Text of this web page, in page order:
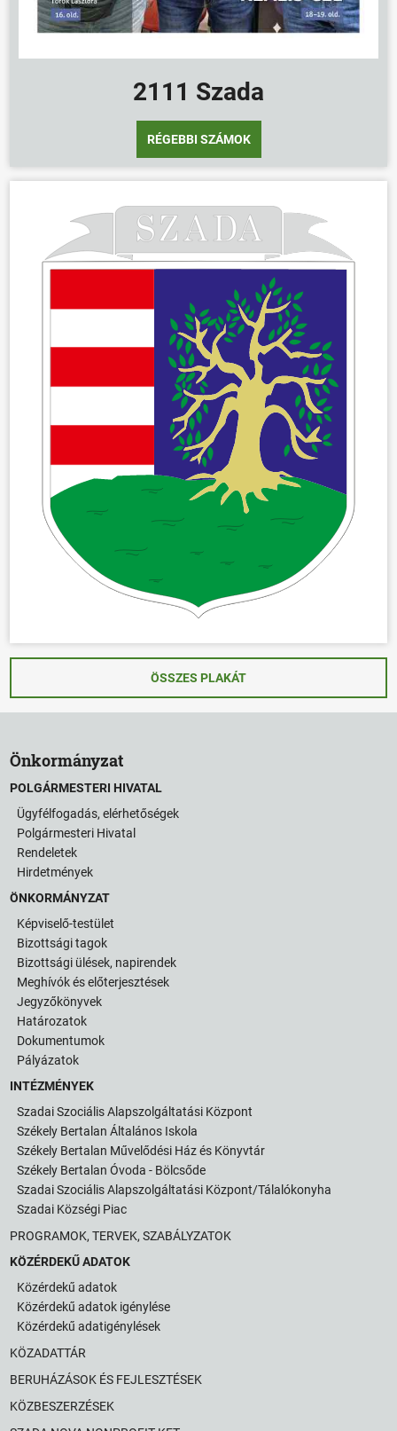
ÖNKORMÁNYZAT
ÜGYINTÉZÉS
KÖZÖSSÉG
HÍREK
VÁLASZTÁSOK
2111 Szada
RÉGEBBI SZÁMOK
ÖSSZES PLAKÁT
Önkormányzat
POLGÁRMESTERI HIVATAL
Ügyfélfogadás, elérhetőségek
Polgármesteri Hivatal
Rendeletek
Hirdetmények
ÖNKORMÁNYZAT
Képviselő-testület
Bizottsági tagok
Bizottsági ülések, napirendek
Meghívók és előterjesztések
Jegyzőkönyvek
Határozatok
Dokumentumok
Pályázatok
INTÉZMÉNYEK
Szadai Szociális Alapszolgáltatási Központ
Székely Bertalan Általános Iskola
Székely Bertalan Művelődési Ház és Könyvtár
Székely Bertalan Óvoda - Bölcsőde
Szadai Szociális Alapszolgáltatási Központ/Tálalókonyha
Szadai Községi Piac
PROGRAMOK, TERVEK, SZABÁLYZATOK
KÖZÉRDEKŰ ADATOK
Közérdekű adatok
Közérdekű adatok igénylése
Közérdekű adatigénylések
KÖZADATTÁR
BERUHÁZÁSOK ÉS FEJLESZTÉSEK
KÖZBESZERZÉSEK